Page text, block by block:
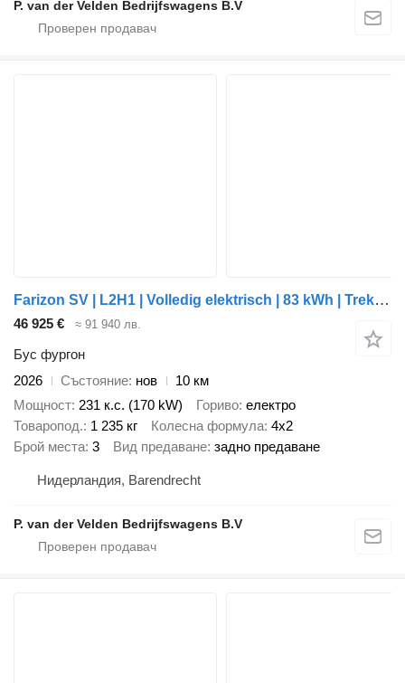
P. van der Velden Bedrijfswagens B.V
Farizon SV | L2H1 | Volledig elektrisch | 83 kWh | Trekhaak 2.000 kg | a
46 925 € ≈ 91 940 лв.
Бус фургон
2026
Състояние нов
10 км
Мощност 231 к.с. (170 kW) Гориво електро
Товаропод. 1 235 кг Колесна формула 4x2
Брой места 3 Вид предаване задно предаване
Нидерландия, Barendrecht
P. van der Velden Bedrijfswagens B.V